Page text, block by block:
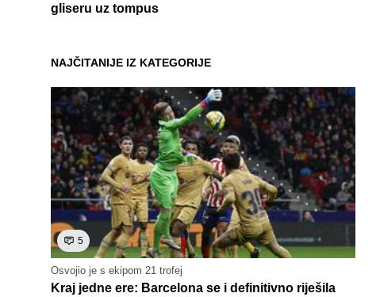
gliseru uz tompus
NAJČITANIJE IZ KATEGORIJE
5
Osvojio je s ekipom 21 trofej
Kraj jedne ere: Barcelona se i definitivno riješila